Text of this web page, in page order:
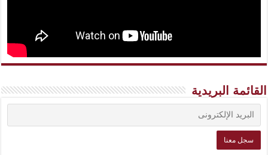
القائمة البريدية